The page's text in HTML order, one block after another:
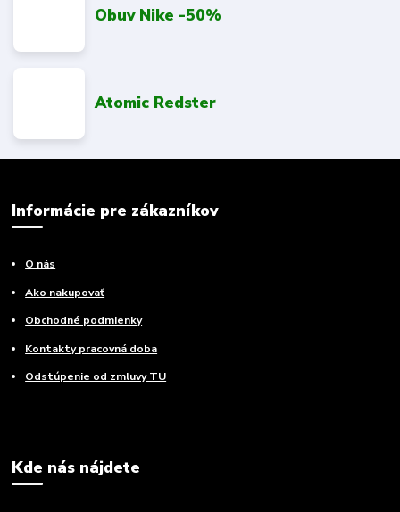
Obuv Nike -50%
Atomic Redster
Informácie pre zákazníkov
O nás
Ako nakupovať
Obchodné podmienky
Kontakty pracovná doba
Odstúpenie od zmluvy TU
Kde nás nájdete